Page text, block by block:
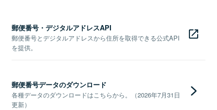
郵便番号・デジタルアドレスAPI
郵便番号とデジタルアドレスから住所を取得できる公式API
を提供。
郵便番号データのダウンロード
各種データのダウンロードはこちらから。（2026年7月31日
更新）